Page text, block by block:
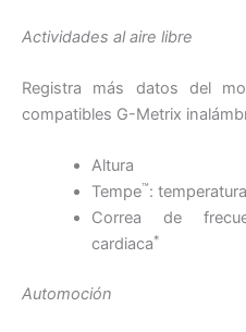
Actividades al aire libre
Registra más datos del
compatibles G-Metrix
Altura
Tempe™: temperatura
Correa de
cardiaca*
Automoción